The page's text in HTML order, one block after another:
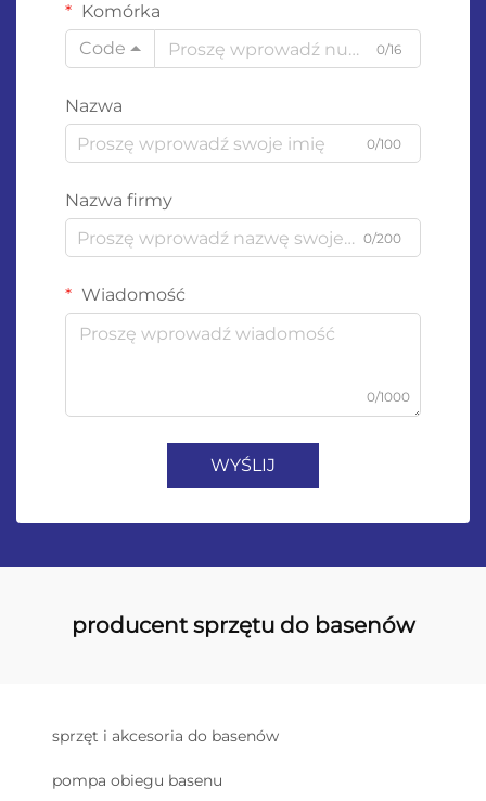
Komórka
Code
0/16
Nazwa
0/100
Nazwa firmy
0/200
Wiadomość
0/1000
WYŚLIJ
producent sprzętu do basenów
sprzęt i akcesoria do basenów
pompa obiegu basenu